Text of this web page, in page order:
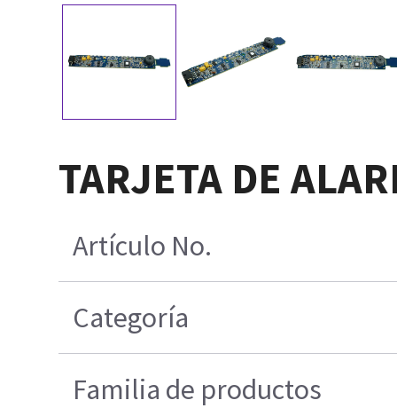
TARJETA DE
Artículo No.
Categoría
Familia de productos